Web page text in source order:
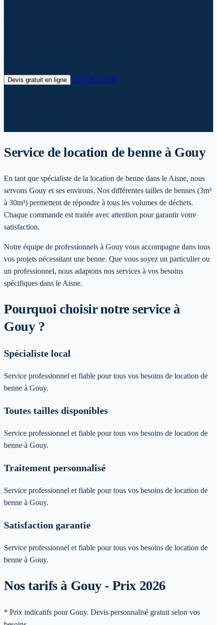
Devis gratuit en ligne 07 45 89 15 35
Service de location de benne à Gouy
En tant que spécialiste de la location de benne dans le Aisne, nous
servons Gouy et ses environs. Nos différentes tailles de bennes (3m³
à 30m³) permettent de répondre à tous les volumes de déchets.
Chaque commande est traitée avec attention pour garantir votre
satisfaction.
Notre équipe de professionnels à Gouy vous accompagne dans tous
vos projets nécessitant une benne. Que vous soyez un particulier ou
un professionnel, nous adaptons nos services à vos besoins
spécifiques dans le Aisne.
Pourquoi choisir notre service à
Gouy?
Spécialiste local
Service professionnel et fiable pour tous vos besoins de location de
benne à Gouy.
Toutes tailles disponibles
Service professionnel et fiable pour tous vos besoins de location de
benne à Gouy.
Traitement personnalisé
Service professionnel et fiable pour tous vos besoins de location de
benne à Gouy.
Satisfaction garantie
Service professionnel et fiable pour tous vos besoins de location de
benne à Gouy.
Nos tarifs à Gouy - Prix 2026
* Prix indicatifs pour Gouy. Devis personnalisé gratuit selon vos